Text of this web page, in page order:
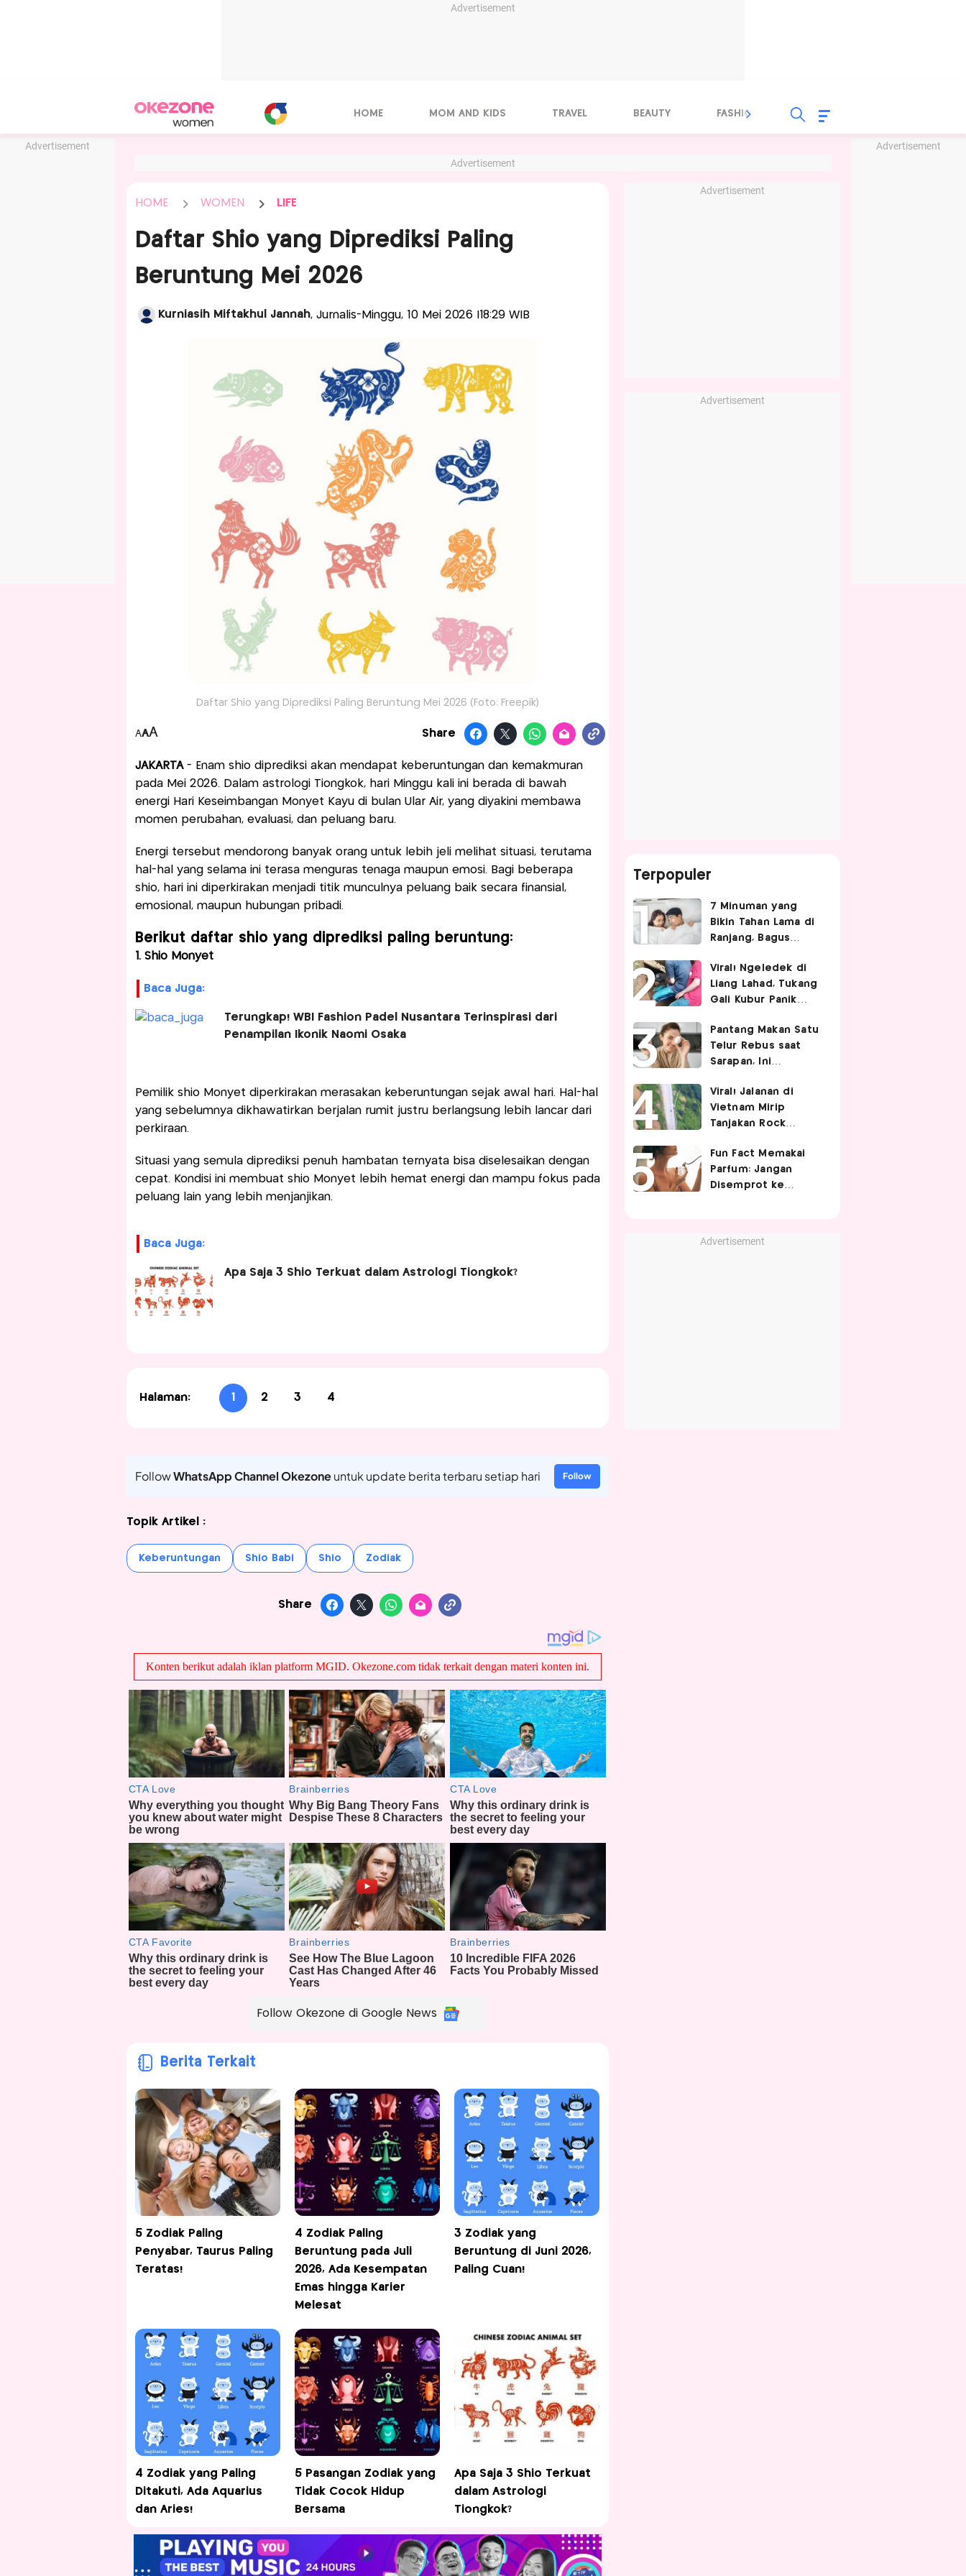
Advertisement
Advertisement Advertisement
HOME MOM AND KIDS TRAVEL BEAUTY FASHION FOOD
Advertisement
HOME WOMEN LIFE
Daftar Shio yang Diprediksi Paling
Beruntung Mei 2026
Kurniasih Miftakhul Jannah, Jurnalis-Minggu, 10 Mei 2026 |18:29 WIB
Daftar Shio yang Diprediksi Paling Beruntung Mei 2026 (Foto: Freepik)
AAA Share
JAKARTA- Enam shio diprediksi akan mendapat keberuntungan dan kemakmuran
pada Mei 2026. Dalam astrologi Tiongkok, hari Minggu kali ini berada di bawah
energi Hari Keseimbangan Monyet Kayu di bulan Ular Air, yang diyakini membawa
momen perubahan, evaluasi, dan peluang baru.
Energi tersebut mendorong banyak orang untuk lebih jeli melihat situasi, terutama
hal-hal yang selama ini terasa menguras tenaga maupun emosi. Bagi beberapa
shio, hari ini diperkirakan menjadi titik munculnya peluang baik secara finansial,
emosional, maupun hubungan pribadi.
Berikut daftar shio yang diprediksi paling beruntung:
1. Shio Monyet
Baca Juga:
Terungkap! WBI Fashion Padel Nusantara Terinspirasi dari
Penampilan Ikonik Naomi Osaka
Pemilik shio Monyet diperkirakan merasakan keberuntungan sejak awal hari. Hal-hal
yang sebelumnya dikhawatirkan berjalan rumit justru berlangsung lebih lancar dari
perkiraan.
Situasi yang semula diprediksi penuh hambatan ternyata bisa diselesaikan dengan
cepat. Kondisi ini membuat shio Monyet lebih hemat energi dan mampu fokus pada
peluang lain yang lebih menjanjikan.
Baca Juga:
Apa Saja 3 Shio Terkuat dalam Astrologi Tiongkok?
Halaman: 1 2 3 4
FollowWhatsApp Channel Okezoneuntuk update berita terbaru setiap hari Follow
Topik Artikel :
Keberuntungan Shio Babi Shio Zodiak
Share
Follow Okezone di Google News
Berita Terkait
5 Zodiak Paling
Penyabar, Taurus Paling
Teratas!
4 Zodiak Paling
Beruntung pada Juli
2026, Ada Kesempatan
Emas hingga Karier
Melesat
3 Zodiak yang
Beruntung di Juni 2026,
Paling Cuan!
4 Zodiak yang Paling
Ditakuti, Ada Aquarius
dan Aries!
5 Pasangan Zodiak yang
Tidak Cocok Hidup
Bersama
Apa Saja 3 Shio Terkuat
dalam Astrologi
Tiongkok?
Advertisement
Advertisement
Terpopuler
7 Minuman yang
Bikin Tahan Lama di
Ranjang, Bagus
Hubungan Intim
Viral! Ngeledek di
Liang Lahad, Tukang
Gali Kubur Panik
Pantang Makan Satu
Telur Rebus saat
Sarapan, Ini
Ahli Gizi!
Viral! Jalanan di
Vietnam Mirip
Tanjakan Rock
Berbelok Nyaris 90
Derajat!
Fun Fact Memakai
Parfum: Jangan
Disemprot ke
Advertisement